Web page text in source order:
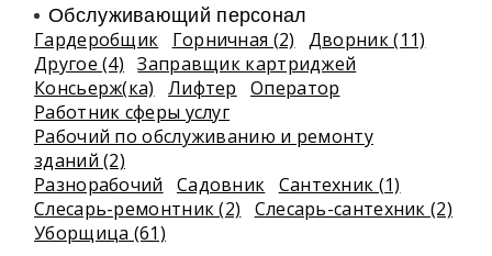
Обслуживающий персонал
Гардеробщик Горничная (2)
Дворник (11)
Другое (4)
Заправщик картриджей
Консьерж(ка)
Лифтер
Оператор
Работник сферы услуг
Рабочий по обслуживанию и ремонту
зданий (2)
Разнорабочий
Садовник Сантехник (1)
Слесарь-ремонтник (2)
Слесарь-сантехник (2)
Уборщица (61)